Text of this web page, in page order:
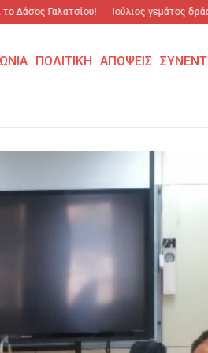
Γαλατσίου! Ιούλιος γεμάτος δράση
ΠΟΛΙΤΙΚΗ ΑΠΟΨΕΙΣ